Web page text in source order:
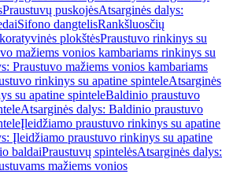
Praustuvų puskojėsAtsarginės dalys:
Sifono dangtelisRankšluosčių
plokštėsPraustuvo rinkinys su
mažiems vonios kambariams rinkinys su
Praustuvo mažiems vonios kambariams
rinkinys su apatine spinteleAtsarginės
su apatine spinteleBaldinio praustuvo
Atsarginės dalys: Baldinio praustuvo
Įleidžiamo praustuvo rinkinys su apatine
Įleidžiamo praustuvo rinkinys su apatine
baldaiPraustuvų spintelėsAtsarginės dalys:
mažiems vonios